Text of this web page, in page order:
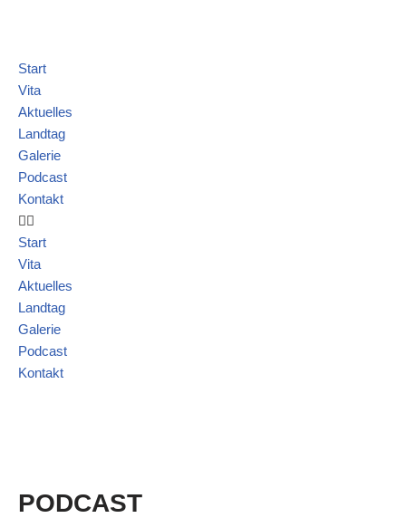
Start
Vita
Aktuelles
Landtag
Galerie
Podcast
Kontakt
Start
Vita
Aktuelles
Landtag
Galerie
Podcast
Kontakt
PODCAST